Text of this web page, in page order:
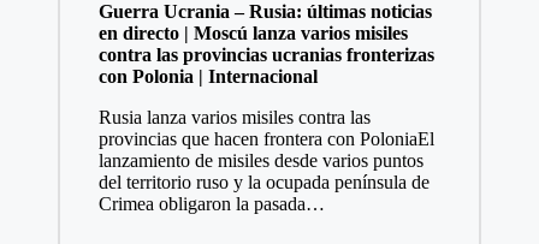
Guerra Ucrania – Rusia: últimas noticias
en directo | Moscú lanza varios misiles
contra las provincias ucranias fronterizas
con Polonia | Internacional
Rusia lanza varios misiles contra las
provincias que hacen frontera con PoloniaEl
lanzamiento de misiles desde varios puntos
del territorio ruso y la ocupada península de
Crimea obligaron la pasada…